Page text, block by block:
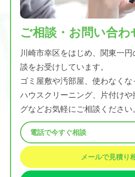
ご相談・お問い合わ
川崎市幸区をはじめ、関東一
談をお受けしています。
ゴミ屋敷や汚部屋、使わなくな
ハウスクリーニング、片付け
グなどお気軽にご相談ください
電話で今すぐ相談
メールで見積り